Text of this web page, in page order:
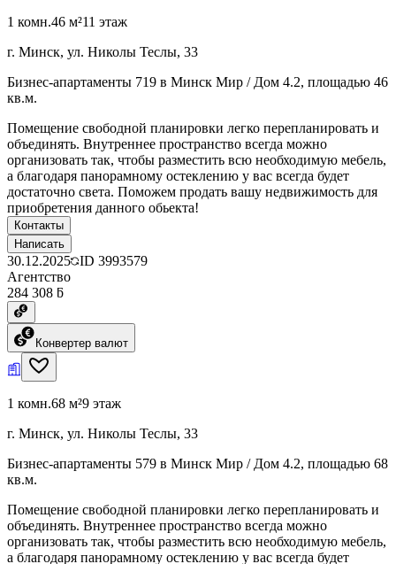
1 комн.46 м²11 этаж
г. Минск, ул. Николы Теслы, 33
Бизнес-апартаменты 719 в Минск Мир / Дом 4.2, площадью 46
кв.м.
Помещение свободной планировки легко перепланировать и
объединять. Внутреннее пространство всегда можно
организовать так, чтобы разместить всю необходимую мебель,
а благодаря панорамному остеклению у вас всегда будет
достаточно света. Поможем продать вашу недвижимость для
приобретения данного обьекта!
Контакты
Написать
30.12.2025 ID 3993579
Агентство
284 308 ƃ
Конвертер валют
1 комн.68 м²9 этаж
г. Минск, ул. Николы Теслы, 33
Бизнес-апартаменты 579 в Минск Мир / Дом 4.2, площадью 68
кв.м.
Помещение свободной планировки легко перепланировать и
объединять. Внутреннее пространство всегда можно
организовать так, чтобы разместить всю необходимую мебель,
а благодаря панорамному остеклению у вас всегда будет